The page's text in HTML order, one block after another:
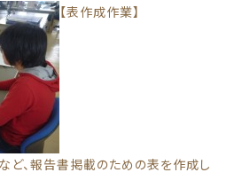
【表作成作業】
ど、報告書掲載のための表を作成し